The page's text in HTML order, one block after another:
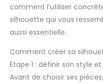
comment l’utiliser
silhouette qui vous
aussi essentielle.
Comment créer sa
Étape 1 : définir son style
Avant de choisir ses pièces,